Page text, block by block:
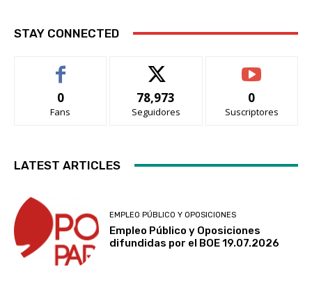
STAY CONNECTED
0
Fans
78,973
Seguidores
0
Suscriptores
LATEST ARTICLES
EMPLEO PÚBLICO Y OPOSICIONES
Empleo Público y Oposiciones
difundidas por el BOE 19.07.2026